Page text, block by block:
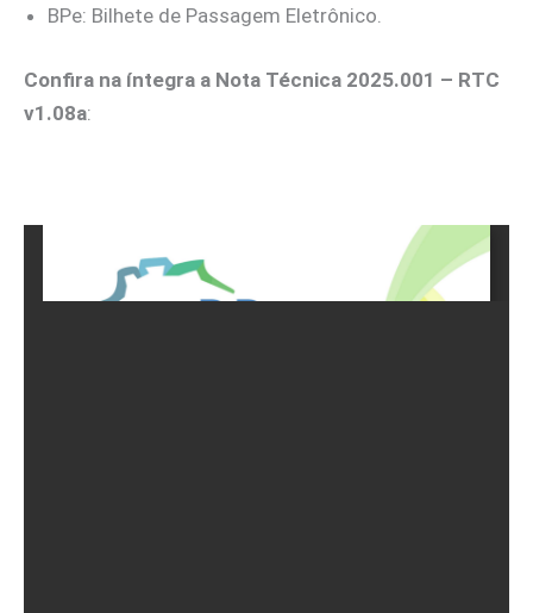
BPe: Bilhete de Passagem Eletrônico.
Confira na íntegra a Nota Técnica 2025.001 – RTC
v1.08a: